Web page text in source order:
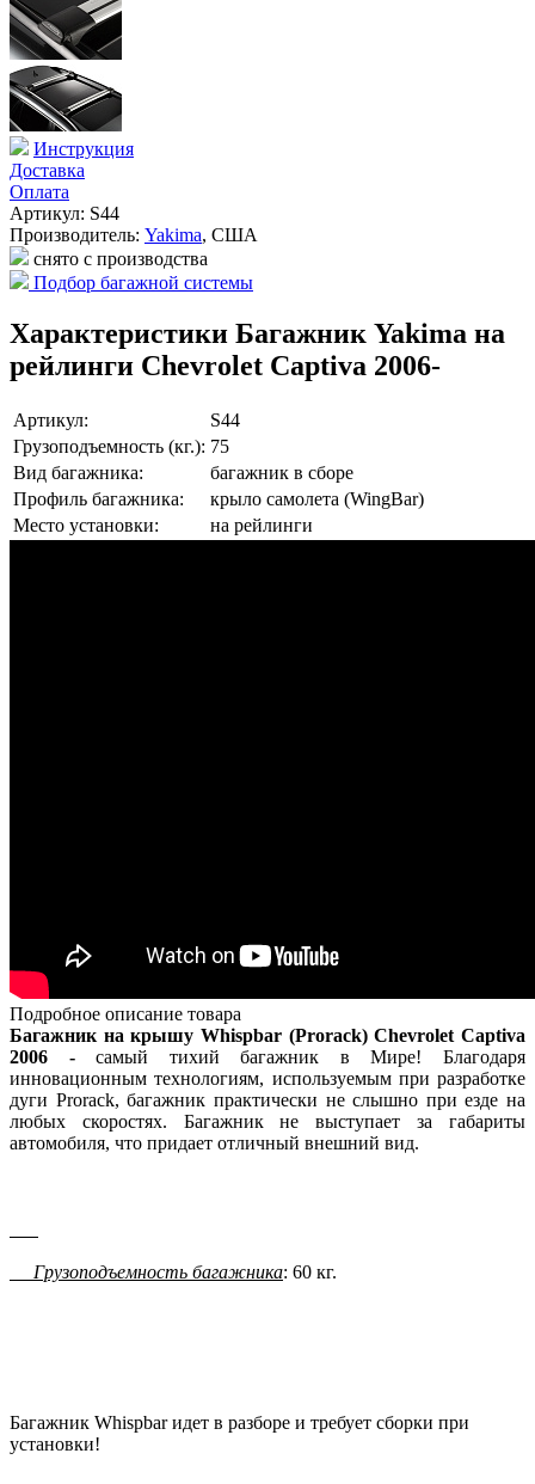
Инструкция
Доставка
Оплата
Артикул: S44
Производитель: Yakima, США
снято с производства
Подбор багажной системы
Характеристики Багажник Yakima на
рейлинги Chevrolet Captiva 2006-
Артикул:
S44
Грузоподъемность (кг.): 75
Вид багажника:
багажник в сборе
Профиль багажника:
крыло самолета (WingBar)
Место установки:
на рейлинги
Подробное описание товара
Багажник на крышу Whispbar (Prorack) Chevrolet Captiva
2006 -самый тихий багажник в Мире! Благодаря
инновационным технологиям, используемым при разработке
дуги Prorack, багажник практически не слышно при езде на
любых скоростях. Багажник не выступает за габариты
автомобиля, что придает отличный внешний вид.
Грузоподъемность багажника: 60 кг.
Багажник Whispbar идет в разборе и требует сборки при
установки!